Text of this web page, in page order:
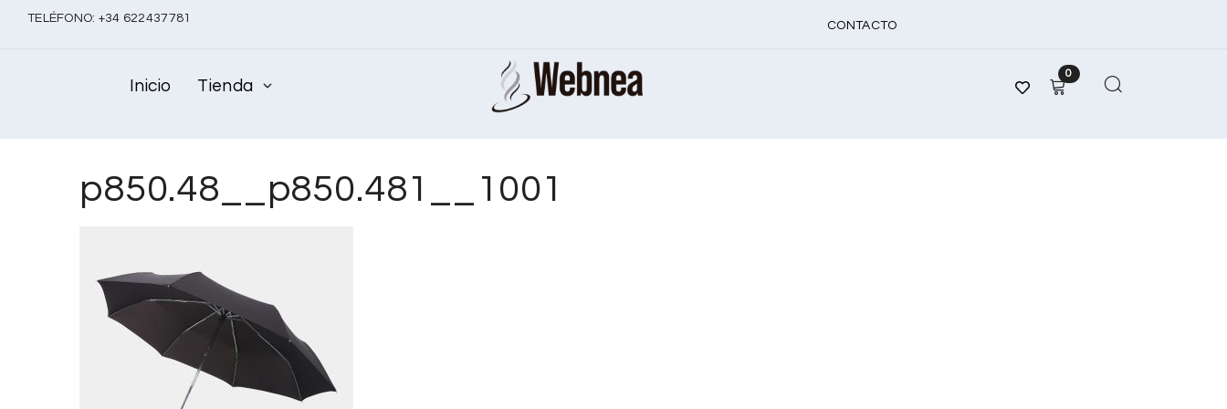
TELÉFONO: +34 622437781
CONTACTO
Inicio Tienda
0
p850.48__p850.481__1001